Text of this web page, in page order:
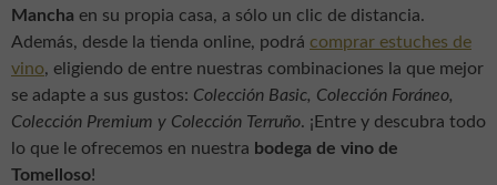
Mancha en su propia casa, a sólo un clic de distancia.
Además, desde la tienda online, podrá comprar estuches de
vino, eligiendo de entre nuestras combinaciones la que mejor
se adapte a sus gustos: Colección Basic, Colección Foráneo,
Colección Premium y Colección Terruño. ¡Entre y descubra todo
lo que le ofrecemos en nuestra bodega de vino de
Tomelloso!